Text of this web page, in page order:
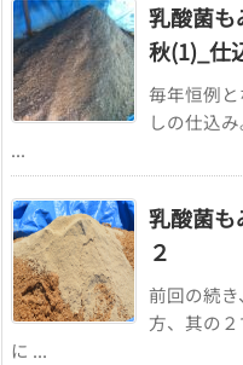
乳酸菌も
秋(1)_仕
毎年恒例
しの仕込
...
乳酸菌も
２
前回の続
方、其の
に ...